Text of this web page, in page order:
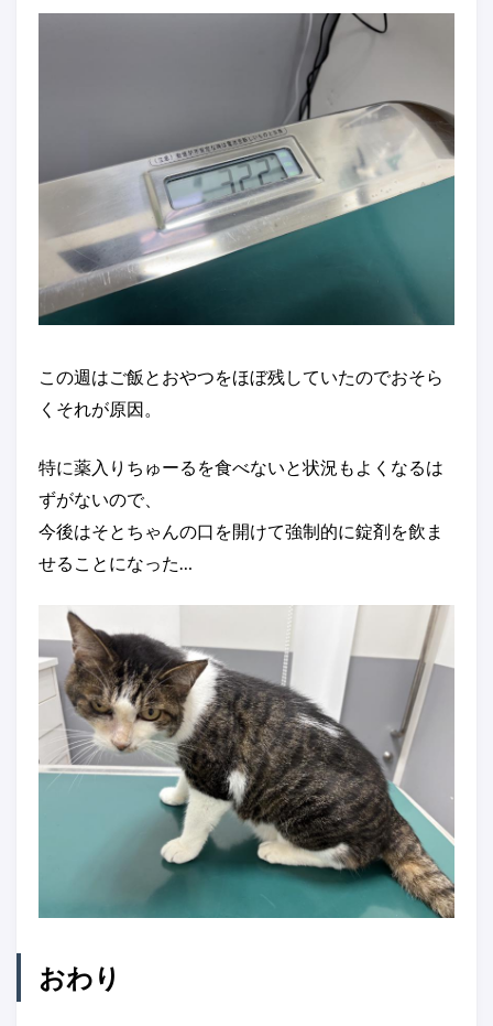
この週はご飯とおやつをほぼ残していたのでおそら
くそれが原因。
特に薬入りちゅーるを食べないと状況もよくなるは
ずがないので、
今後はそとちゃんの口を開けて強制的に錠剤を飲ま
せることになった…
おわり